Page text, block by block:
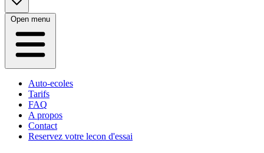
Open menu
Auto-ecoles
Tarifs
FAQ
A propos
Contact
Reservez votre lecon d'essai